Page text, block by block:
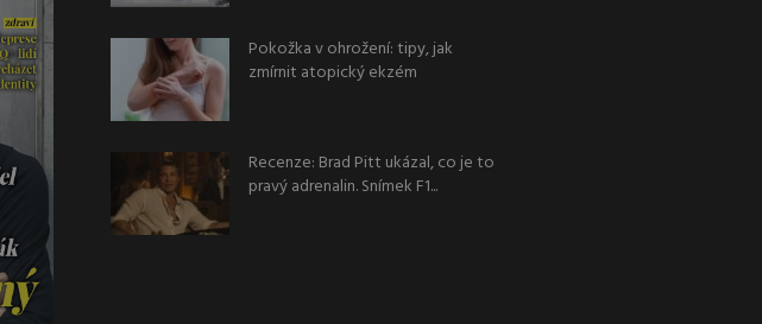
Pokožka v ohrožení: tipy, jak
zmírnit atopický ekzém
Recenze: Brad Pitt ukázal, co je to
pravý adrenalin. Snímek F1...